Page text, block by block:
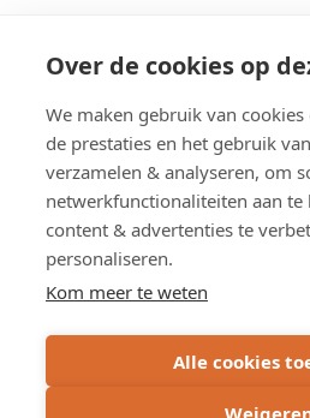
Over de cookies op
We maken gebruik van
de prestaties en het gebruik
verzamelen & analyseren, om
netwerkfunctionaliteiten aan te
content & advertenties te
personaliseren.
Kom meer te weten
Alle cookies